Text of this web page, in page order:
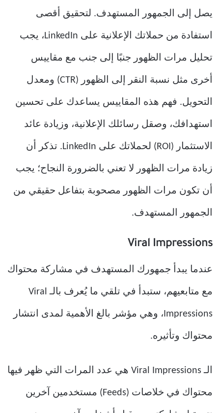
يصل إلى الجمهور المستهدف. لتحقيق أقصى
استفادة من حملاتك الإعلانية على LinkedIn، يجب
تحليل مرات الظهور جنبًا إلى جنب مع مقاييس
أخرى مثل نسبة النقر إلى الظهور (CTR) ومعدل
التحويل. فهم هذه المقاييس يساعدك على تحسين
استهدافك، وصقل رسائلك الإعلانية، وزيادة عائد
الاستثمار (ROI) لحملاتك على LinkedIn. تذكر أن
زيادة مرات الظهور لا تعني بالضرورة النجاح؛ يجب
أن تكون مرات الظهور مصحوبة بتفاعل حقيقي من
الجمهور المستهدف.
Viral Impressions
عندما يبدأ جمهورك المستهدف في مشاركة محتواك
مع متابعيهم، ستبدأ في تلقي ما يُعرف بالـ Viral
Impressions، وهي مؤشر بالغ الأهمية لمدى انتشار
محتواك وتأثيره.
الـ Viral Impressions هي عدد المرات التي ظهر فيها
محتواك في خلاصات (Feeds) مستخدمين آخرين